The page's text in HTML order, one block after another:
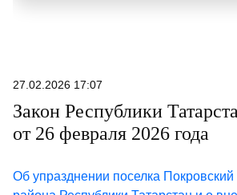
27.02.2026 17:07
Закон Республики
от 26 февраля 2026 года
Об упразднении поселка Покровский